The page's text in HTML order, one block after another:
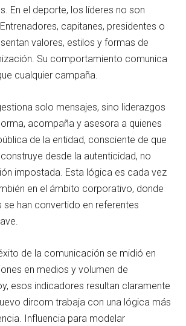
En el deporte, los líderes no son
capitanes, presidentes o
valores, estilos y formas de
Su comportamiento comunica
cualquier campaña.
solo mensajes, sino liderazgos
acompaña y asesora a quienes
de la entidad, consciente de que
desde la autenticidad, no
impostada. Esta lógica es cada vez
en el ámbito corporativo, donde
se han convertido en referentes
de la comunicación se midió en
en medios y volumen de
esos indicadores resultan claramente
dircom trabaja con una lógica más
Influencia para modelar